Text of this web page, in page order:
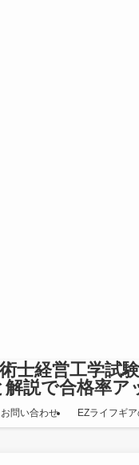
士経営工学試
解説で合格率ア
お問い合わせ EZライフギ